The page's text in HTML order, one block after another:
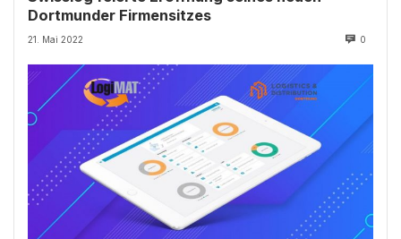
Dortmunder Firmensitzes
21. Mai 2022 0